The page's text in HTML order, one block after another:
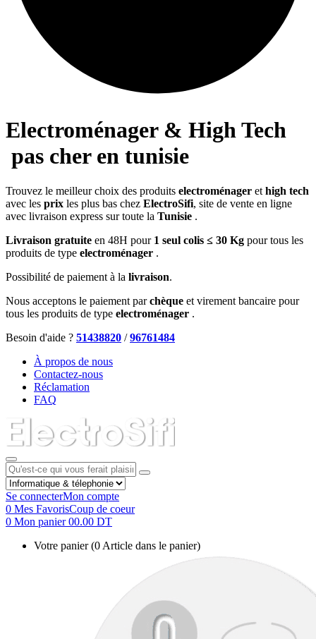
Electroménager & High Tech
pas cher en tunisie
Trouvez le meilleur choix des produits electroménager et high tech
avec les prix les plus bas chez ElectroSifi, site de vente en ligne
avec livraison express sur toute la Tunisie .
Livraison gratuite en 48H pour 1 seul colis ≤ 30 Kg pour tous les
produits de type electroménager .
Possibilité de paiement à la livraison.
Nous acceptons le paiement parchèque et virement bancaire pour
tous les produits de type electroménager .
Besoin d'aide ? 51438820 /96761484
À propos de nous
Contactez-nous
Réclamation
FAQ
Se connecterMon compte
0 Mes FavorisCoup de coeur
0 Mon panier00.00 DT
Votre panier(0 Article dans le panier)